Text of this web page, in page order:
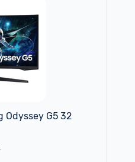
Odyssey G5 32